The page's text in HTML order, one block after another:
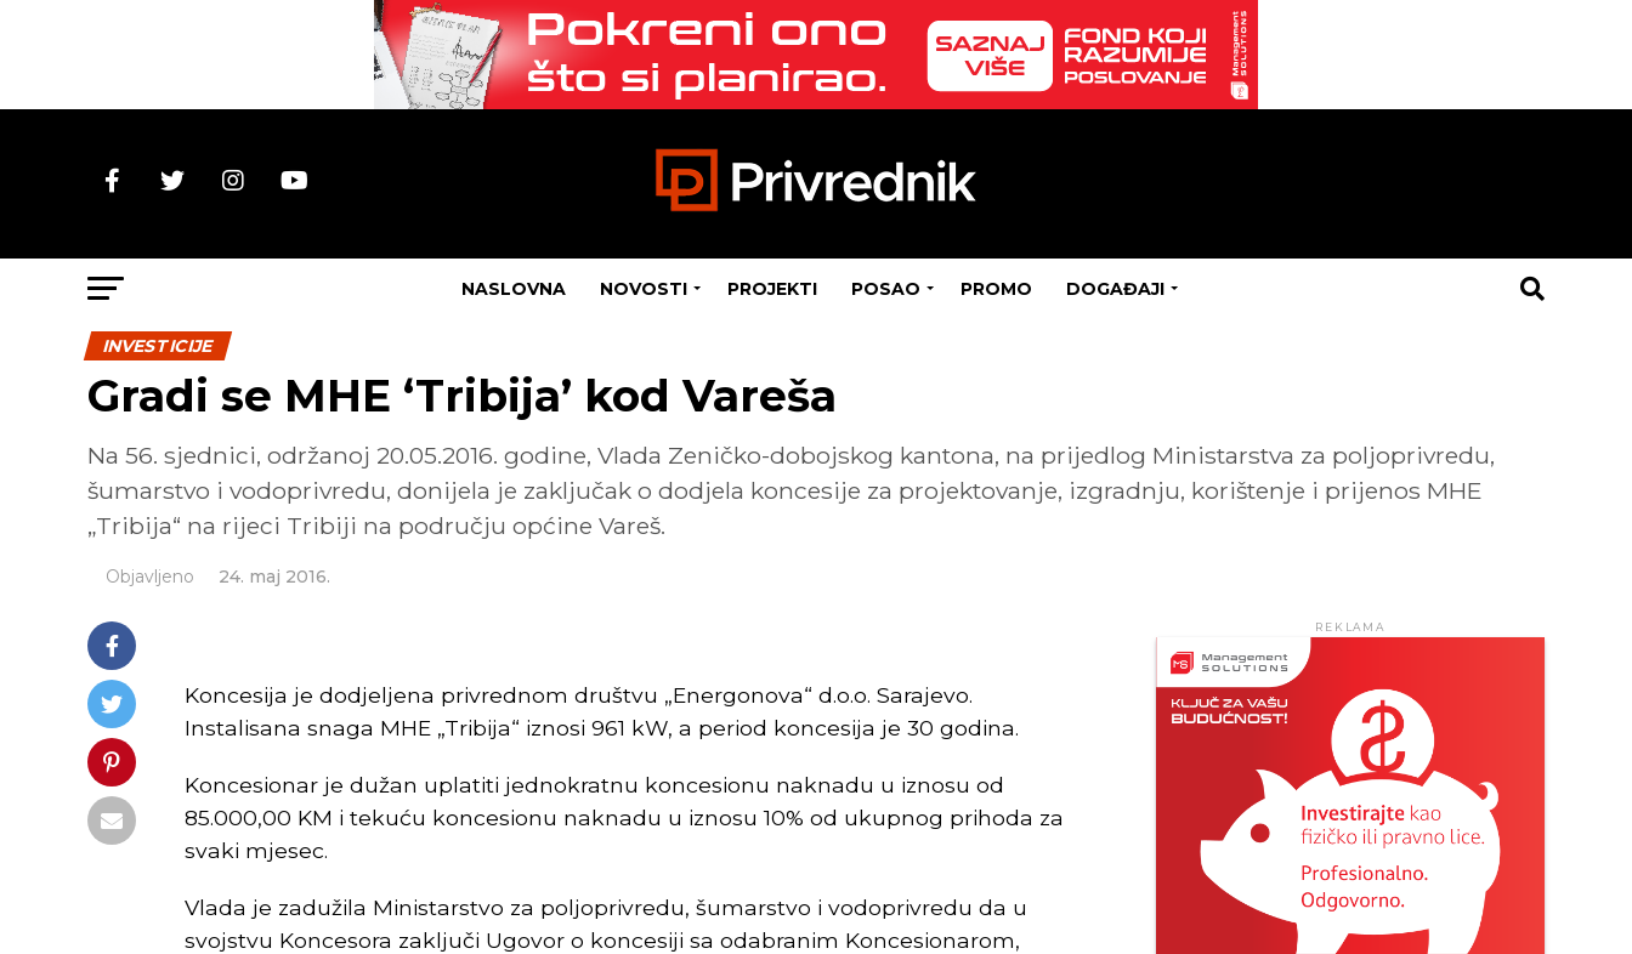
NASLOVNA NOVOSTI PROJEKTI POSAO PROMO DOGAĐAJI
INVESTICIJE
Gradi se MHE ‘Tribija’ kod Vareša
Na 56. sjednici, održanoj 20.05.2016. godine, Vlada Zeničko-dobojskog kantona, na prijedlog Ministarstva za poljoprivredu,
šumarstvo i vodoprivredu, donijela je zaključak o dodjela koncesije za projektovanje, izgradnju, korištenje i prijenos MHE
„Tribija“ na rijeci Tribiji na području općine Vareš.
Objavljeno 24. maj 2016.
Koncesija je dodjeljena privrednom društvu „Energonova“ d.o.o. Sarajevo.
Instalisana snaga MHE „Tribija“ iznosi 961 kW, a period koncesija je 30 godina.
Koncesionar je dužan uplatiti jednokratnu koncesionu naknadu u iznosu od
85.000,00 KM i tekuću koncesionu naknadu u iznosu 10% od ukupnog prihoda za
svaki mjesec.
Vlada je zadužila Ministarstvo za poljoprivredu, šumarstvo i vodoprivredu da u
svojstvu Koncesora zaključi Ugovor o koncesiji sa odabranim Koncesionarom,
REKLAMA